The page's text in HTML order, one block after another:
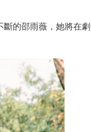
的邵雨薇，她將在